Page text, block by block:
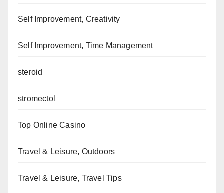
Self Improvement, Creativity
Self Improvement, Time Management
steroid
stromectol
Top Online Casino
Travel & Leisure, Outdoors
Travel & Leisure, Travel Tips